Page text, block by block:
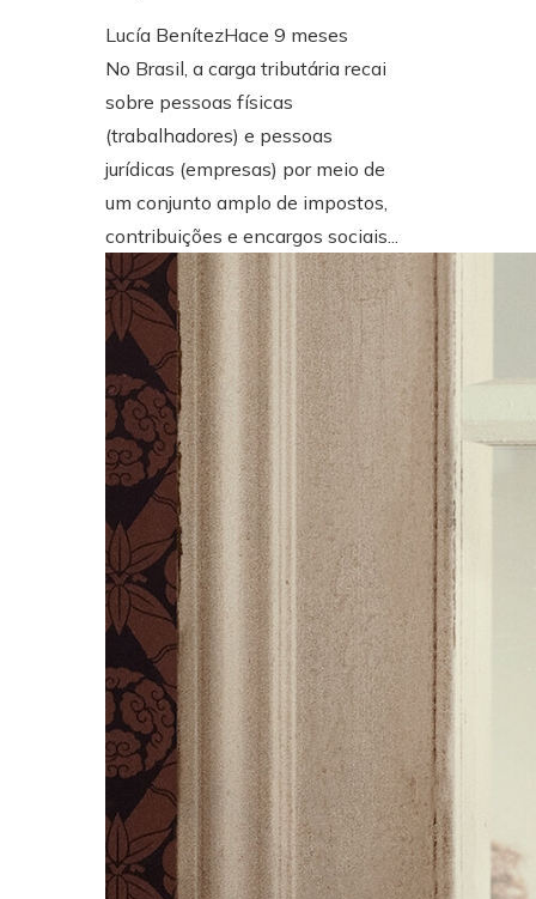
Lucía BenítezHace 9 meses
No Brasil, a carga tributária recai
sobre pessoas físicas
(trabalhadores) e pessoas
jurídicas (empresas) por meio de
um conjunto amplo de impostos,
contribuições e encargos sociais...